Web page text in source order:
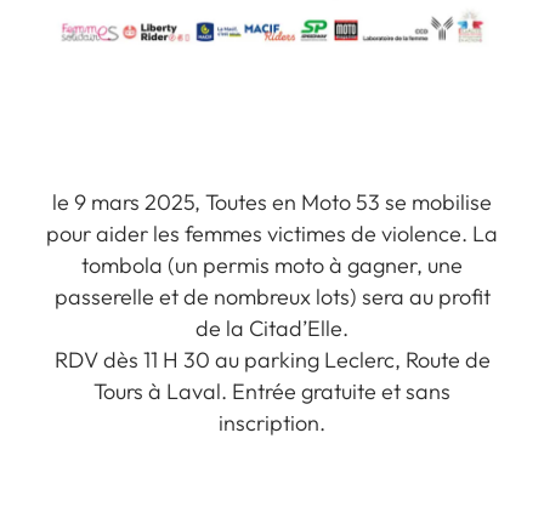
le 9 mars 2025, Toutes en Moto 53 se mobilise
pour aider les femmes victimes de violence. La
tombola (un permis moto à gagner, une
passerelle et de nombreux lots) sera au profit
de la Citad’Elle.
RDV dès 11 H 30 au parking Leclerc, Route de
Tours à Laval. Entrée gratuite et sans
inscription.